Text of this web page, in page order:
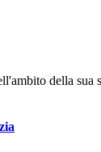
della sua